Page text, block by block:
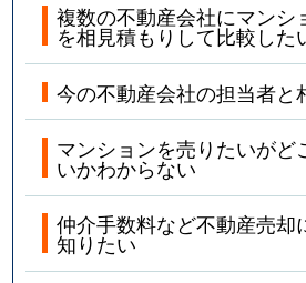
複数の不動産会社にマンシ
を相見積もりして比較した
今の不動産会社の担当者と
マンションを売りたいがど
いかわからない
仲介手数料など不動産売却
知りたい